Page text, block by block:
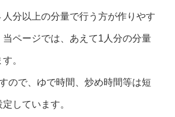
分以上の分量で行う方が作りやす
当ページでは、あえて1人分の分量
。
ので、ゆで時間、炒め時間等は短
しています。